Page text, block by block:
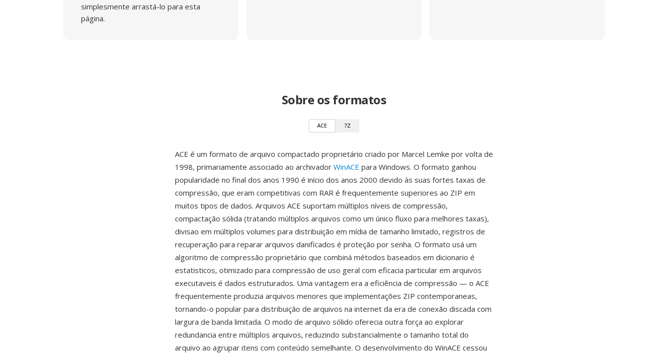
simplesmente arrastá-lo para esta
página.
Sobre os formatos
ACE 7Z
ACE é um formato de arquivo compactado proprietário criado por Marcel Lemke por volta de
1998, primariamente associado ao archivador WinACE para Windows. O formato ganhou
popularidade no final dos anos 1990 é início dos anos 2000 devido às suas fortes taxas de
compressão, que eram competitivas com RAR é frequentemente superiores ao ZIP em
muitos tipos de dados. Arquivos ACE suportam múltiplos níveis de compressão,
compactação sólida (tratando múltiplos arquivos como um único fluxo para melhores taxas),
divisao em múltiplos volumes para distribuição em mídia de tamanho limitado, registros de
recuperação para reparar arquivos danificados é proteção por senha. O formato usá um
algoritmo de compressão proprietário que combiná métodos baseados em dicionario é
estatisticos, otimizado para compressão de uso geral com eficacia particular em arquivos
executaveis é dados estruturados. Uma vantagem era a eficiência de compressão — o ACE
frequentemente produzia arquivos menores que implementações ZIP contemporaneas,
tornando-o popular para distribuição de arquivos na internet da era de conexão discada com
largura de banda limitada. O modo de arquivo sólido oferecia outra força ao explorar
redundancia entre múltiplos arquivos, reduzindo substancialmente o tamanho total do
arquivo ao agrupar itens com conteúdo semelhante. O desenvolvimento do WinACE cessou